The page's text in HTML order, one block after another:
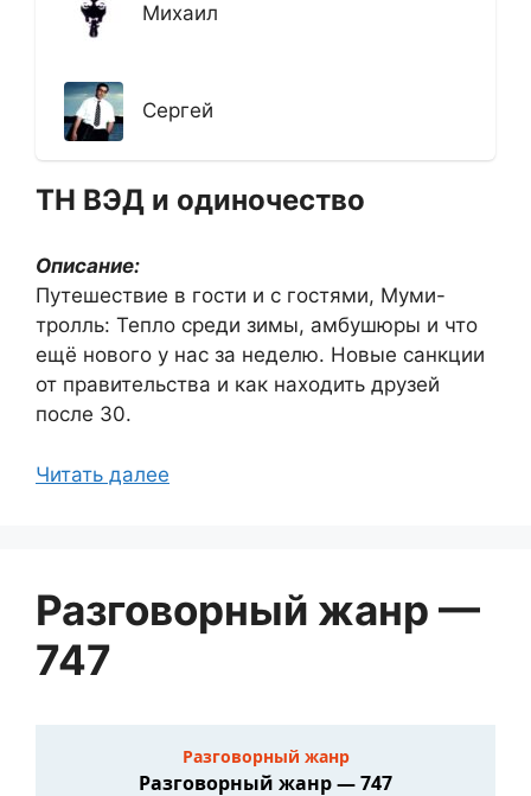
Михаил
Сергей
ТН ВЭД и одиночество
Описание:
Путешествие в гости и с гостями, Муми-
тролль: Тепло среди зимы, амбушюры и что
ещё нового у нас за неделю. Новые санкции
от правительства и как находить друзей
после 30.
Читать далее
Разговорный жанр —
747